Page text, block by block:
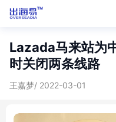
Lazada马来站为
时关闭两条线路
王嘉梦/ 2022-03-01